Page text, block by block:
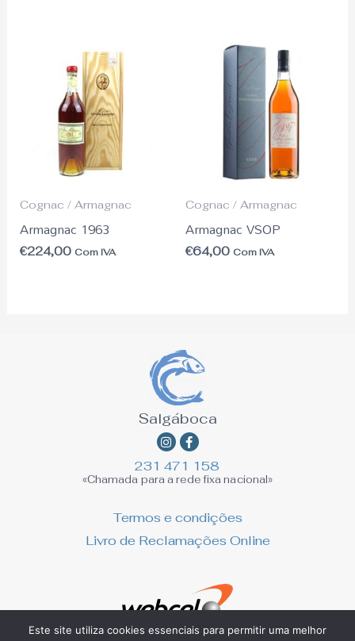
Cognac / Armagnac
Armagnac 1963
€224,00 Com IVA
Cognac / Armagnac
Armagnac VSOP
€64,00 Com IVA
Termos e condições
Livro de Reclamações Online
Salgáboca
Instagram
Facebook-
f
231 471 158
«Chamada para a rede fixa nacional»
Este site utiliza cookies essenciais para permitir uma melhor